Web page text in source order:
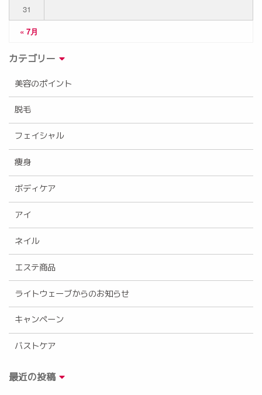
« 7月
31
カテゴリー
美容のポイント
脱毛
フェイシャル
痩身
ボディケア
アイ
ネイル
エステ商品
ライトウェーブからのお知らせ
キャンペーン
バストケア
最近の投稿